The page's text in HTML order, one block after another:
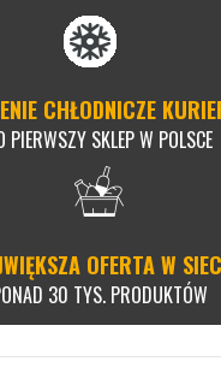
CHŁODNICZE
PIERWSZY SKLEP W POLSCE
OFERTA W
30 TYS. PRODUKTÓW